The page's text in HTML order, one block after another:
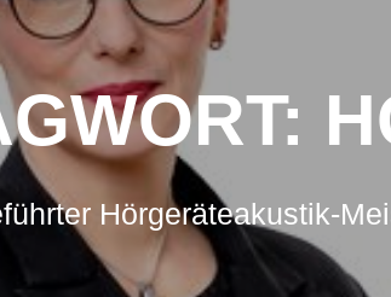
Hörgeräteakustik-